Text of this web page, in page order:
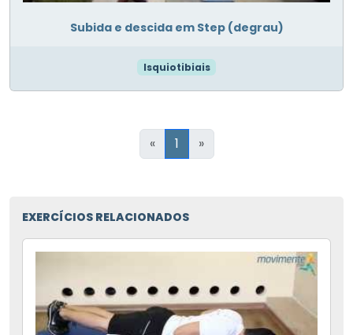
Subida e descida em Step (degrau)
Isquiotibiais
« 1 »
EXERCÍCIOS RELACIONADOS